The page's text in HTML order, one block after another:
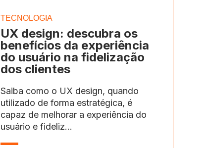
TECNOLOGIA
UX design: descubra os
benefícios da experiência
do usuário na fidelização
dos clientes
Saiba como o UX design, quando
utilizado de forma estratégica, é
capaz de melhorar a experiência do
usuário e fideliz...